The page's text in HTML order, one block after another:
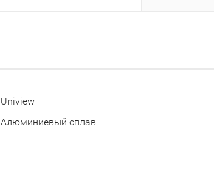
Uniview
Алюминиевый сплав